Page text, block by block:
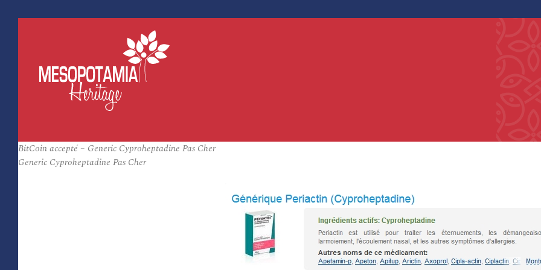
BitCoin accepté – Generic Cyproheptadine Pas Cher
Generic Cyproheptadine Pas Cher